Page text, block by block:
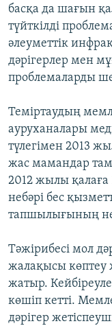
басқа да шағын
түйткілді
әлеуметтік
дәрігерлер мен
проблемаларды
Теміртаудың
ауруханалары
түлегімен 2013
жас мамандар
2012 жылы қалаға
небәрі бес
тапшылығының
Тәжірибесі мол
жалақысы көптеу
жатыр.
көшіп кетті.
дәрігер